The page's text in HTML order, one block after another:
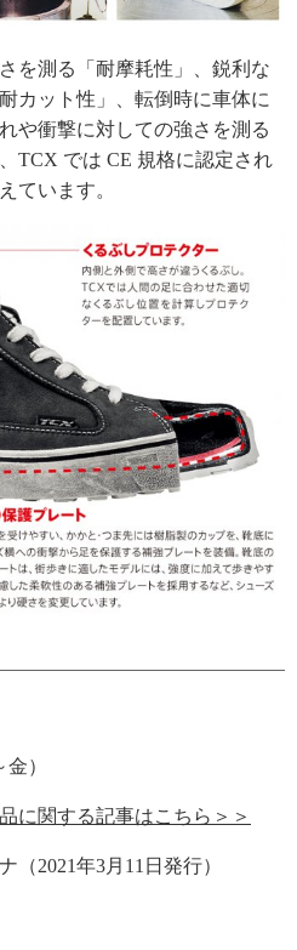
を測る「耐摩耗性」、鋭利な
カット性」、転倒時に車体に
や衝撃に対しての強さを測る
TCX では CE 規格に認定され
ています。
）
に関する記事はこちら＞＞
（2021年3月11日発行）